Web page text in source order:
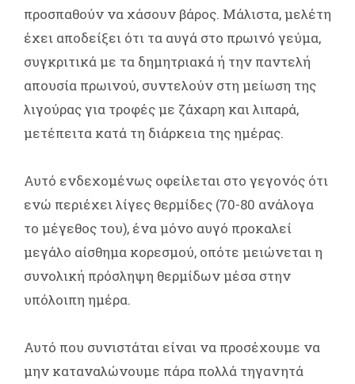
προσπαθούν να χάσουν βάρος. Μάλιστα, μελέτη
έχει αποδείξει ότι τα αυγά στο πρωινό γεύμα,
συγκριτικά με τα δημητριακά ή την παντελή
απουσία πρωινού, συντελούν στη μείωση της
λιγούρας για τροφές με ζάχαρη και λιπαρά,
μετέπειτα κατά τη διάρκεια της ημέρας.
Αυτό ενδεχομένως οφείλεται στο γεγονός ότι
ενώ περιέχει λίγες θερμίδες (70-80 ανάλογα
το μέγεθος του), ένα μόνο αυγό προκαλεί
μεγάλο αίσθημα κορεσμού, οπότε μειώνεται η
συνολική πρόσληψη θερμίδων μέσα στην
υπόλοιπη ημέρα.
Αυτό που συνιστάται είναι να προσέχουμε να
μην καταναλώνουμε πάρα πολλά τηγανητά